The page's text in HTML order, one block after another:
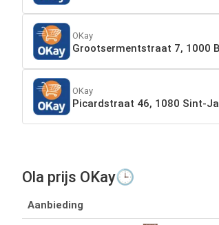
OKay
Grootsermentstraat 7, 1000
OKay
Picardstraat 46, 1080 Sint-
Ola prijs OKay🕒
Aanbieding